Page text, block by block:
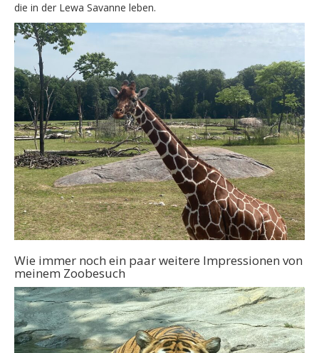
die in der Lewa Savanne leben.
Wie immer noch ein paar weitere Impressionen von
meinem Zoobesuch